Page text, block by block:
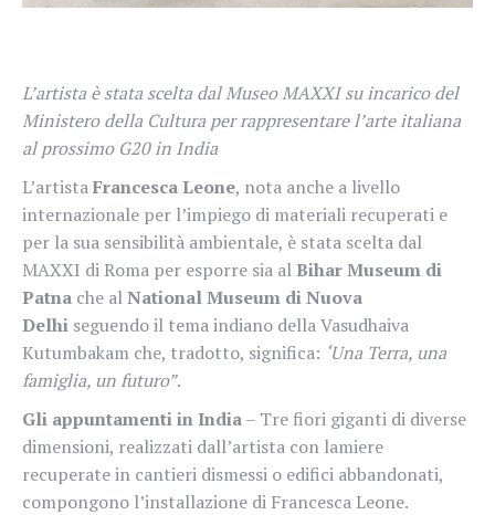
L’artista è stata scelta dal Museo MAXXI su incarico del
Ministero della Cultura per rappresentare l’arte italiana
al prossimo G20 in India
L’artistaFrancesca Leone, nota anche a livello
internazionale per l’impiego di materiali recuperati e
per la sua sensibilità ambientale, è stata scelta dal
MAXXI di Roma per esporre sia alBihar Museum di
Patna che alNational Museum di Nuova
Delhi seguendo il tema indiano della Vasudhaiva
Kutumbakam che, tradotto, significa: ‘Una Terra, una
famiglia, un futuro”.
Gli appuntamenti in India– Tre fiori giganti di diverse
dimensioni, realizzati dall’artista con lamiere
recuperate in cantieri dismessi o edifici abbandonati,
compongono l’installazione di Francesca Leone.